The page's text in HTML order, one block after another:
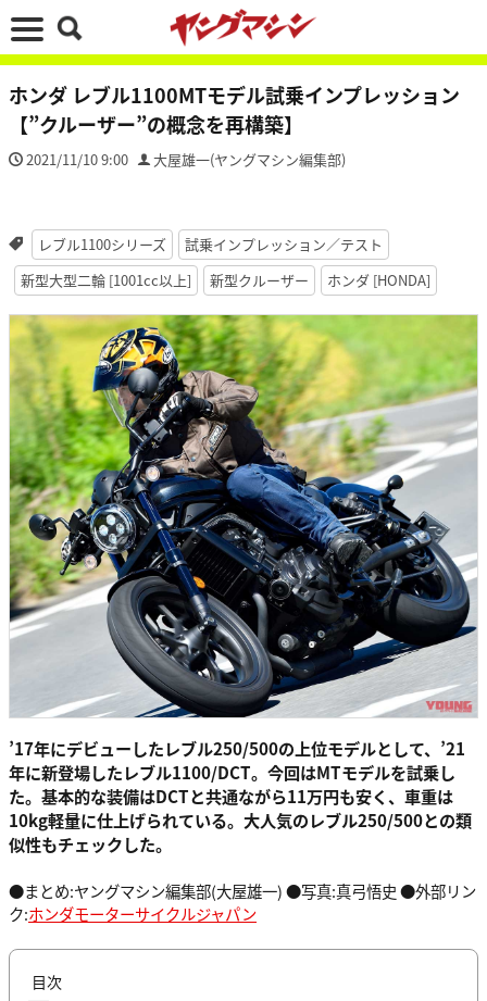
ホンダ レブル1100MTモデル試乗インプレッション
【”クルーザー”の概念を再構築】
2021/11/10 9:00 大屋雄一(ヤングマシン編集部)
レブル1100シリーズ
試乗インプレッション／テスト
新型大型二輪 [1001cc以上]
新型クルーザー ホンダ [HONDA]
’17年にデビューしたレブル250/500の上位モデルとして、’21
年に新登場したレブル1100/DCT。今回はMTモデルを試乗し
た。基本的な装備はDCTと共通ながら11万円も安く、車重は
10kg軽量に仕上げられている。大人気のレブル250/500との類
似性もチェックした。
●まとめ:ヤングマシン編集部(大屋雄一) ●写真:真弓悟史 ●外部リン
ク:ホンダモーターサイクルジャパン
目次